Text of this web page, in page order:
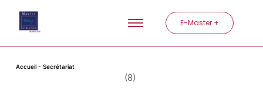
E-Master +
Accueil - Secrétariat
(8)